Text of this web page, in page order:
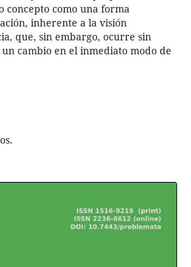
concepto como una forma
inherente a la visión
que, sin embargo, ocurre sin
cambio en el inmediato modo de